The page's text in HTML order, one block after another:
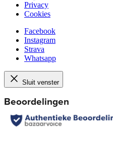
Privacy
Cookies
Facebook
Instagram
Strava
Whatsapp
Sluit venster